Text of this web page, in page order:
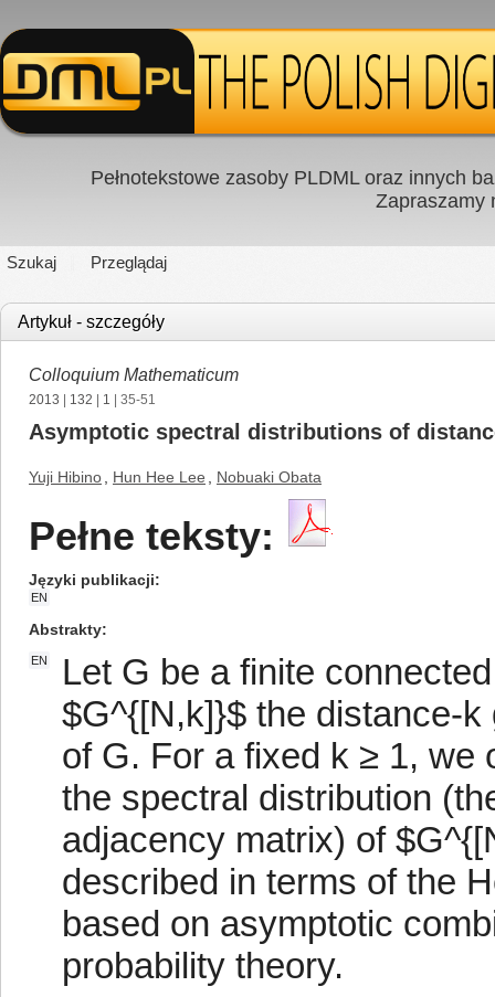
Pełnotekstowe zasoby PLDML oraz innych
Zapraszamy
Szukaj Przeglądaj
Artykuł - szczegóły
Colloquium Mathematicum
2013 132 1 | 35-51
Asymptotic spectral distributions of
Yuji Hibino Hun Hee Lee Nobuaki Obata
Pełne teksty:
Języki publikacji
EN
Abstrakty
EN
Let G be a finite
$G^{[N,k]}$ the distance-
of G. For a fixed k ≥ 1, we
the spectral distribution
adjacency matrix) of
described in terms of the
based on asymptotic
probability theory.